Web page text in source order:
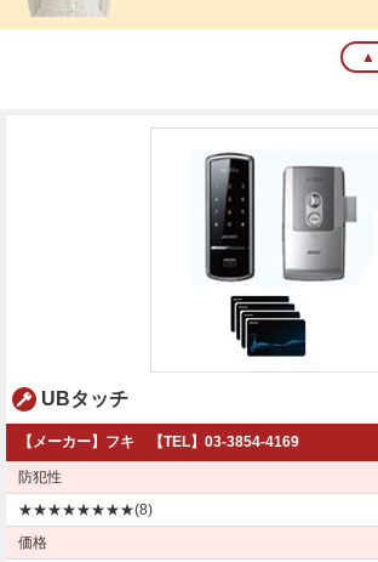
▲
UBタッチ
【メーカー】フキ 【TEL】03-3854-4169
防犯性
★★★★★★★★(8)
価格